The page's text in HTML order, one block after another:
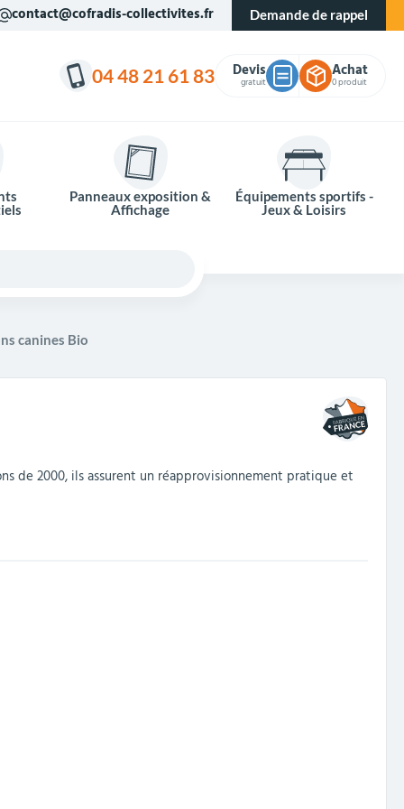
contact@cofradis-collectivites.fr Demande de rappel
04 48 21 61 83 Devis
gratuit
Achat
0 produit
Panneaux exposition &
Affichage
Équipements sportifs -
Jeux & Loisirs
canines Bio
de 2000, ils assurent un réapprovisionnement pratique et